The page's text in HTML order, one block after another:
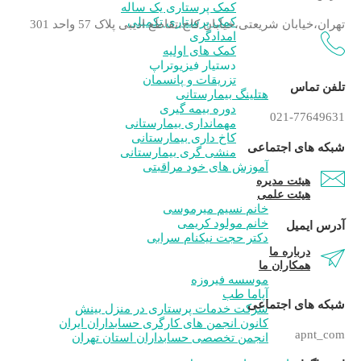
کمک پرستاری یک ساله
کمک پرستاری تکمیلی
امدادگری
کمک های اولیه
دستیار فیزیوتراپ
تزریقات و پانسمان
هتلینگ بیمارستانی
دوره بیمه گیری
مهمانداری بیمارستانی
کاخ داری بیمارستانی
منشی گری بیمارستانی
آموزش های خود مراقبتی
هیئت مدیره
هیئت علمی
خانم نسیم میرموسی
خانم مولود کریمی
دکتر حجت نیکنام سرابی
درباره ما
همکاران ما
موسسه فیروزه
آپاما طب
شرکت خدمات پرستاری در منزل بینش
کانون انجمن های کارگری حسابداران ایران
انجمن تخصصی حسابداران استان تهران
تهران،خیابان شریعتی،خیابان کاج،تقاطع ادیبی پلاک 57 واحد 301
تلفن تماس
021-77649631
شبکه های اجتماعی
آدرس ایمیل
شبکه های اجتماعی
apnt_com